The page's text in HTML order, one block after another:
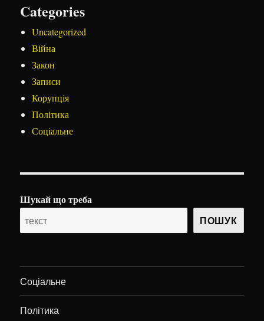
Categories
Uncategorized
Війна
Закон
Записи
Корупція
Політика
Соціальне
Шукай що треба
ПОШУК
Соціальне
Політика